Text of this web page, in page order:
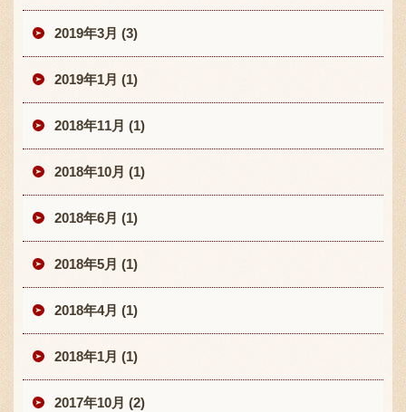
2019年3月 (3)
2019年1月 (1)
2018年11月 (1)
2018年10月 (1)
2018年6月 (1)
2018年5月 (1)
2018年4月 (1)
2018年1月 (1)
2017年10月 (2)